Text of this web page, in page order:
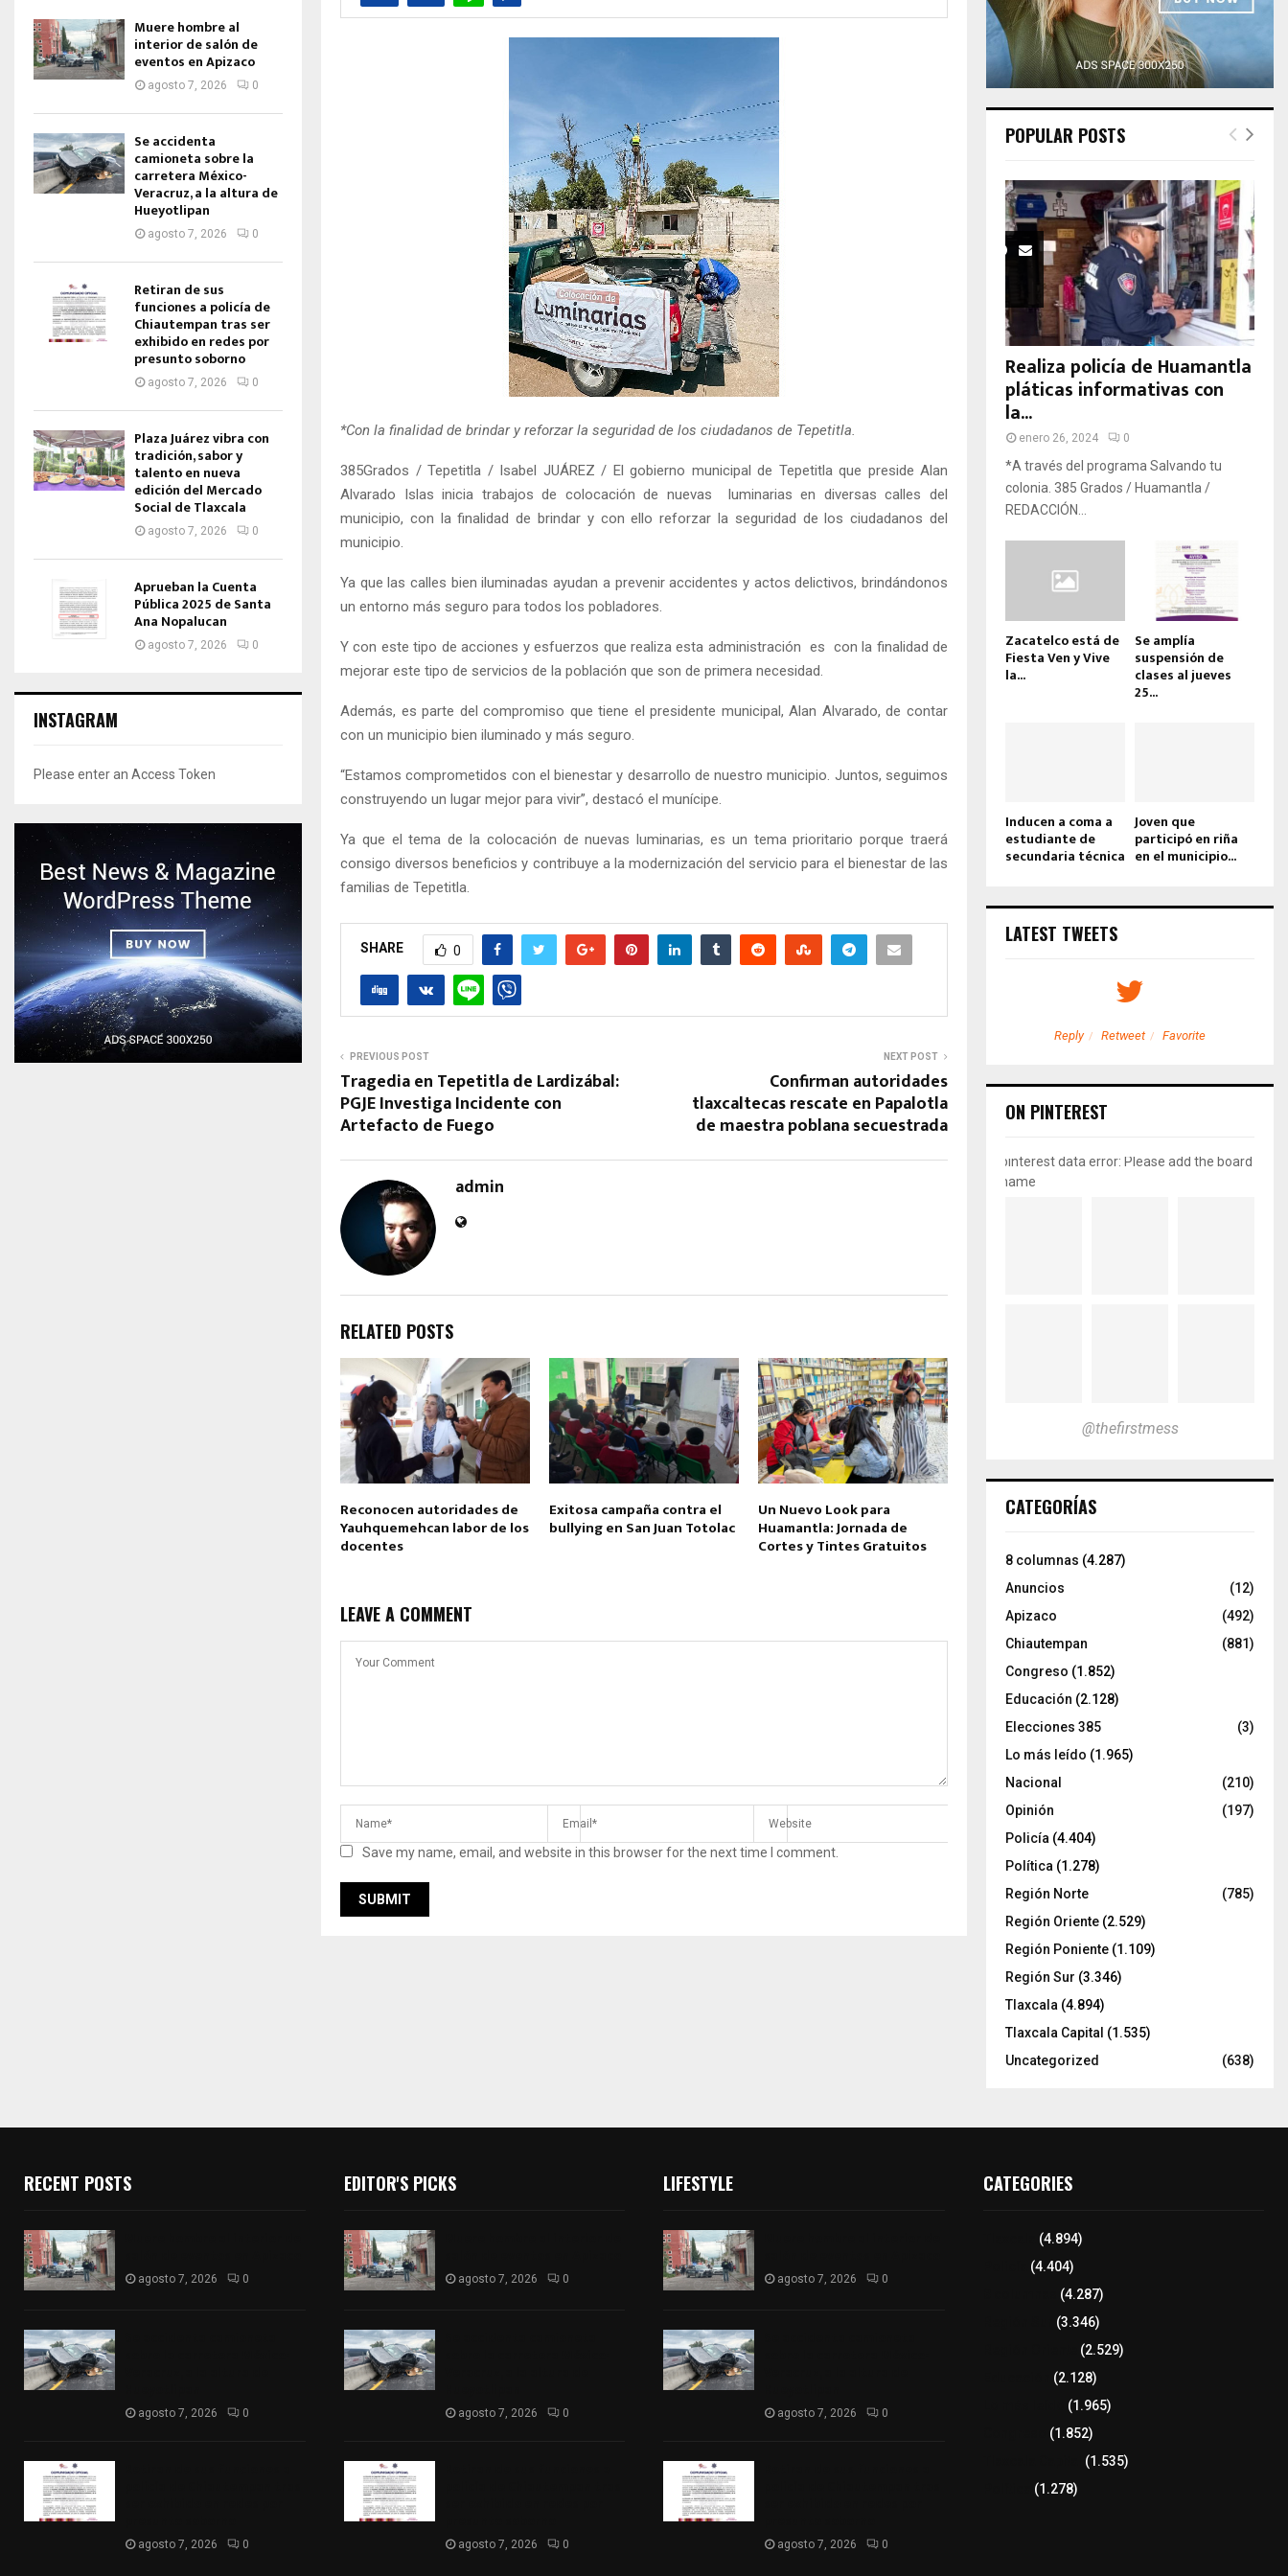
*Con la finalidad de brindar y reforzar la seguridad de los ciudadanos de Tepetitla.
385Grados / Tepetitla / Isabel JUÁREZ / El gobierno municipal de Tepetitla que preside Alan
Alvarado Islas inicia trabajos de colocación de nuevas luminarias en diversas calles del
municipio, con la finalidad de brindar y con ello reforzar la seguridad de los ciudadanos del
municipio.
Ya que las calles bien iluminadas ayudan a prevenir accidentes y actos delictivos, brindándonos
un entorno más seguro para todos los pobladores.
Y con este tipo de acciones y esfuerzos que realiza esta administración es con la finalidad de
mejorar este tipo de servicios de la población que son de primera necesidad.
Además, es parte del compromiso que tiene el presidente municipal, Alan Alvarado, de contar
con un municipio bien iluminado y más seguro.
“Estamos comprometidos con el bienestar y desarrollo de nuestro municipio. Juntos, seguimos
construyendo un lugar mejor para vivir”, destacó el munícipe.
Ya que el tema de la colocación de nuevas luminarias, es un tema prioritario porque traerá
consigo diversos beneficios y contribuye a la modernización del servicio para el bienestar de las
familias de Tepetitla.
SHARE 0
PREVIOUS POST
Tragedia en Tepetitla de Lardizábal:
PGJE Investiga Incidente con
Artefacto de Fuego
NEXT POST
Confirman autoridades
tlaxcaltecas rescate en Papalotla
de maestra poblana secuestrada
admin
RELATED POSTS
Reconocen autoridades de
Yauhquemehcan labor de los
docentes
Exitosa campaña contra el
bullying en San Juan Totolac
Un Nuevo Look para
Huamantla: Jornada de
Cortes y Tintes Gratuitos
LEAVE A COMMENT
Save my name, email, and website in this browser for the next time I comment.
Muere hombre al
interior de salón de
eventos en Apizaco
agosto 7, 2026 0
Se accidenta
camioneta sobre la
carretera México-
Veracruz, a la altura de
Hueyotlipan
agosto 7, 2026 0
Retiran de sus
funciones a policía de
Chiautempan tras ser
exhibido en redes por
presunto soborno
agosto 7, 2026 0
Plaza Juárez vibra con
tradición, sabor y
talento en nueva
edición del Mercado
Social de Tlaxcala
agosto 7, 2026 0
Aprueban la Cuenta
Pública 2025 de Santa
Ana Nopalucan
agosto 7, 2026 0
INSTAGRAM
Please enter an Access Token
POPULAR POSTS
Realiza policía de Huamantla
pláticas informativas con
la...
enero 26, 2024 0
*A través del programa Salvando tu
colonia. 385 Grados / Huamantla /
REDACCIÓN...
Zacatelco está de
Fiesta Ven y Vive
la...
Se amplía
suspensión de
clases al jueves
25...
Inducen a coma a
estudiante de
secundaria técnica
Joven que
participó en riña
en el municipio...
LATEST TWEETS
Reply Retweet Favorite
ON PINTEREST
pinterest data error: Please add the board
name
@thefirstmess
CATEGORÍAS
8 columnas (4.287)
Anuncios
(12)
Apizaco
(492)
Chiautempan
(881)
Congreso (1.852)
Educación (2.128)
Elecciones 385
(3)
Lo más leído (1.965)
Nacional
(210)
Opinión
(197)
Policía (4.404)
Política (1.278)
Región Norte
(785)
Región Oriente (2.529)
Región Poniente (1.109)
Región Sur (3.346)
Tlaxcala (4.894)
Tlaxcala Capital (1.535)
Uncategorized
(638)
RECENT POSTS
agosto 7, 2026 0
agosto 7, 2026 0
agosto 7, 2026 0
EDITOR'S PICKS
agosto 7, 2026 0
agosto 7, 2026 0
agosto 7, 2026 0
LIFESTYLE
agosto 7, 2026 0
agosto 7, 2026 0
agosto 7, 2026 0
CATEGORIES
(4.894)
(4.404)
(4.287)
(3.346)
(2.529)
(2.128)
(1.965)
(1.852)
(1.535)
(1.278)